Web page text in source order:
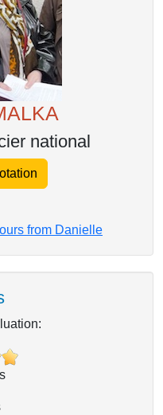
national
from Danielle